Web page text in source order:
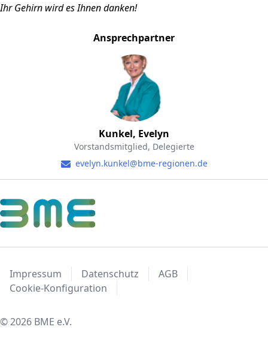
Ihr Gehirn wird es Ihnen danken!
Ansprechpartner
Kunkel, Evelyn
Vorstandsmitglied, Delegierte
evelyn.kunkel@bme-regionen.de
Impressum Datenschutz
AGB
Cookie-Konfiguration
© 2026 BME e.V.